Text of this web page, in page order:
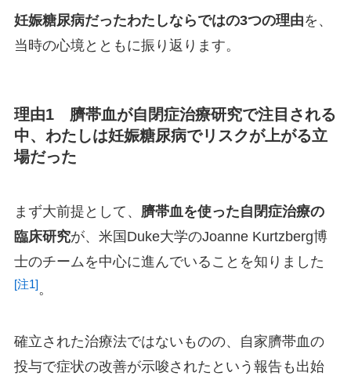
妊娠糖尿病だったわたしならではの3つの理由を、
当時の心境とともに振り返ります。
理由1 臍帯血が自閉症治療研究で注目される
中、わたしは妊娠糖尿病でリスクが上がる立
場だった
まず大前提として、 臍帯血を使った自閉症治療の
臨床研究が、米国Duke大学のJoanne Kurtzberg博
士のチームを中心に進んでいることを知りました
[注1]。
確立された治療法ではないものの、自家臍帯血の
投与で症状の改善が示唆されたという報告も出始